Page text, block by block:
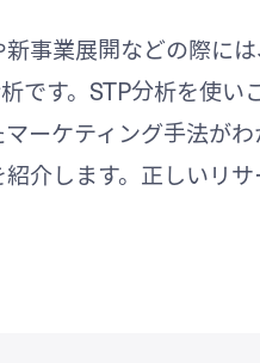
事業展開などの際に
です。STP分析を使
ーケティング手法が
介します。正しいリ